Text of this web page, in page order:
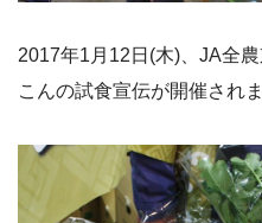
2017年1月12日(木)、JA全
こんの試食宣伝が開催されま